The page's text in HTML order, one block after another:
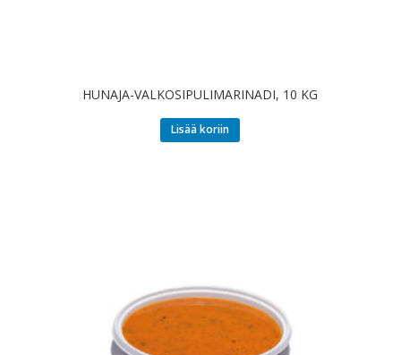
HUNAJA-VALKOSIPULIMARINADI, 10 KG
Lisää koriin